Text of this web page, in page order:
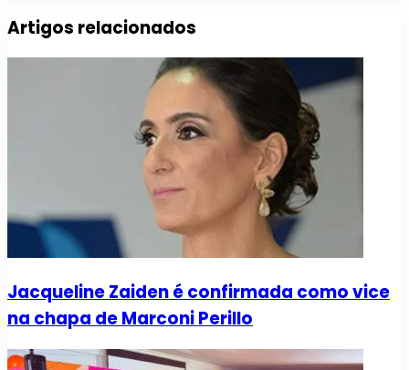
Artigos relacionados
Jacqueline Zaiden é confirmada como vice
na chapa de Marconi Perillo